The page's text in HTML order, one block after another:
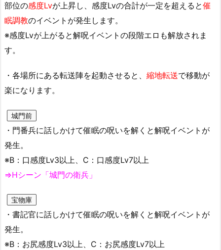
部位の感度Lvが上昇し、感度Lvの合計が一定を超えると催
眠調教のイベントが発生します。
※感度Lvが上がると解呪イベントの段階エロも解放されま
す。
・各場所にある転送陣を起動させると、 縮地転送で移動が
楽になります。
城門前
・門番兵に話しかけて催眠の呪いを解くと解呪イベントが
発生。
※B：口感度Lv3以上、C：口感度Lv7以上
⇒Hシーン「城門の衛兵」
宝物庫
・書記官に話しかけて催眠の呪いを解くと解呪イベントが
発生。
※B：お尻感度Lv3以上、C：お尻感度Lv7以上